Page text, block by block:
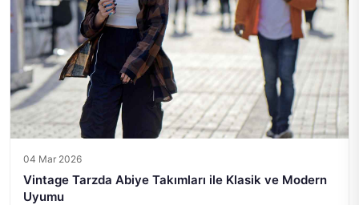
04 Mar 2026
Vintage Tarzda Abiye Takımları ile Klasik ve Modern
Uyumu